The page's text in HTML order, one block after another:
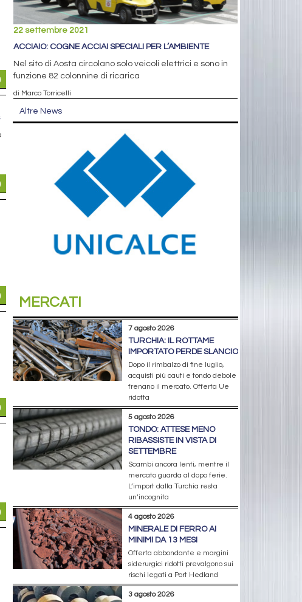
22 settembre 2021
ACCIAIO: COGNE ACCIAI SPECIALI PER L’AMBIENTE
Nel sito di Aosta circolano solo veicoli elettrici e sono in
funzione 82 colonnine di ricarica
di Marco Torricelli
Altre News
MERCATI
7 agosto 2026
TURCHIA: IL ROTTAME
IMPORTATO PERDE SLANCIO
Dopo il rimbalzo di fine luglio,
acquisti più cauti e tondo debole
frenano il mercato. Offerta Ue
ridotta
5 agosto 2026
TONDO: ATTESE MENO
RIBASSISTE IN VISTA DI
SETTEMBRE
Scambi ancora lenti, mentre il
mercato guarda al dopo ferie.
L’import dalla Turchia resta
un’incognita
4 agosto 2026
MINERALE DI FERRO AI
MINIMI DA 13 MESI
Offerta abbondante e margini
siderurgici ridotti prevalgono sui
rischi legati a Port Hedland
3 agosto 2026